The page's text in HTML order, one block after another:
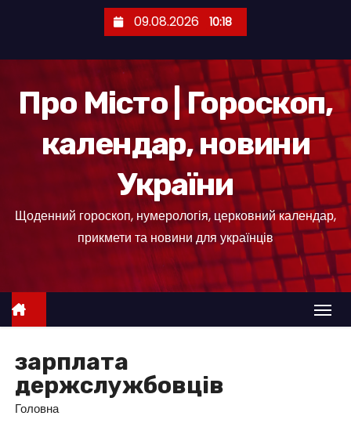
е
09.08.2026 10:18
Про Місто | Гороскоп,
календар, новини
України
Щоденний гороскоп, нумерологія, церковний календар,
прикмети та новини для українців
зарплата
держслужбовців
Головна